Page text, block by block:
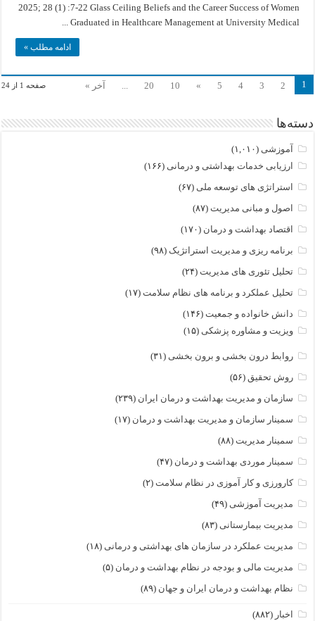
of
Women
Graduated
2025; 28 (1) :7-22 Glass Ceiling Beliefs and the Career Success of Women
Graduated in Healthcare Management at University Medical ...
ادامه مطلب »
صفحه 1 از 24 1
2
3
4
5
»
10
20
... آخر »
دسته‌ها
آموزشی (۱,۰۱۰)
ارزیابی خدمات بهداشتی و درمانی (۱۶۶)
استراتژی های توسعه ملی (۶۷)
اصول و مبانی مدیریت (۸۷)
اقتصاد بهداشت و درمان (۱۷۰)
برنامه ریزی و مدیریت استراتژیک (۹۸)
تحلیل تئوری های مدیریت (۲۴)
تحلیل عملکرد و برنامه های نظام سلامت (۱۷)
دانش خانواده و جمعیت (۱۴۶)
ویزیت و مشاوره پزشکی (۱۵)
روابط درون بخشی و برون بخشی (۳۱)
روش تحقیق (۵۶)
سازمان و مدیریت بهداشت و درمان ایران (۲۳۹)
سمینار سازمان و مدیریت بهداشت و درمان (۱۷)
سمینار مدیریت (۸۸)
سمینار موردی بهداشت و درمان (۴۷)
کارورزی و کار آموزی در نظام سلامت (۲)
مدیریت آموزشی (۴۹)
مدیریت بیمارستانی (۸۳)
مدیریت عملکرد در سازمان های بهداشتی و درمانی (۱۸)
مدیریت مالی و بودجه در نظام بهداشت و درمان (۵)
نظام بهداشت و درمان ایران و جهان (۸۹)
اخبار (۸۸۲)